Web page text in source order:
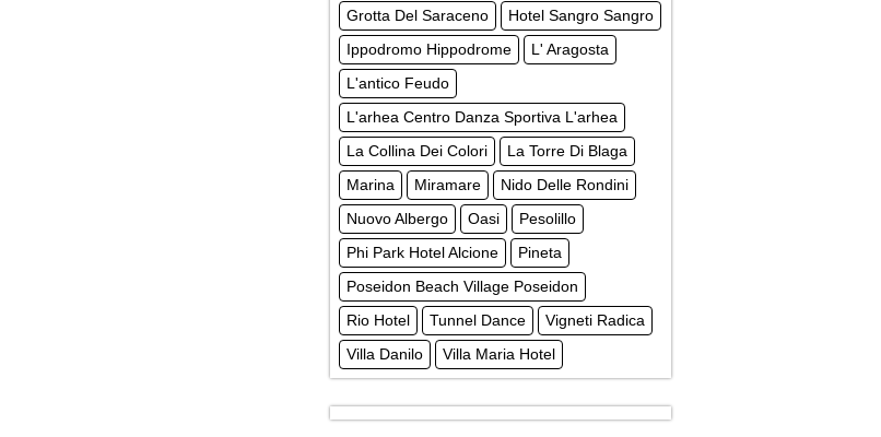
Grotta Del Saraceno
Hotel Sangro Sangro
Ippodromo Hippodrome
L' Aragosta
L'antico Feudo
L'arhea Centro Danza Sportiva L'arhea
La Collina Dei Colori
La Torre Di Blaga
Marina
Miramare
Nido Delle Rondini
Nuovo Albergo
Oasi
Pesolillo
Phi Park Hotel Alcione
Pineta
Poseidon Beach Village Poseidon
Rio Hotel
Tunnel Dance
Vigneti Radica
Villa Danilo
Villa Maria Hotel